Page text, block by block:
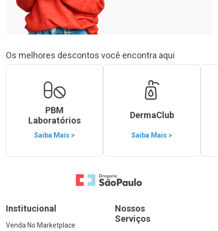
Os melhores descontos você encontra aqui
PBM
Laboratórios
Saiba Mais >
DermaClub
Saiba Mais >
Ir para a Home
Institucional
Venda No Marketplace
Nossos
Serviços